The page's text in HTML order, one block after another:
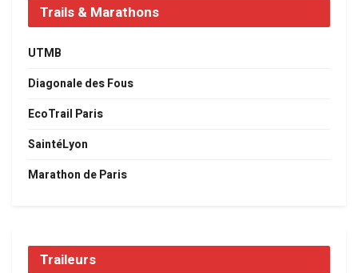
Trails & Marathons
UTMB
Diagonale des Fous
EcoTrail Paris
SaintéLyon
Marathon de Paris
Traileurs